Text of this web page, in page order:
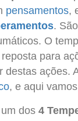
pensamentos,
.
O
para
destas ações.
, e aqui
dos 4